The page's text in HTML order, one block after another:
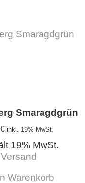
Smaragdgrün
€ inkl. 19% MwSt.
19% MwSt.
Versand
Warenkorb